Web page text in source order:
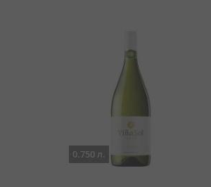
0.750 л.